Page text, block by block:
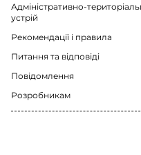
Адміністративно-
устрій
Рекомендації i правила
Питання та відповіді
Повідомлення
Розробникам